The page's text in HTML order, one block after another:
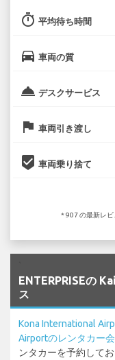
timer 平均待ち時間
directions_car 車両の質
room_service デスクサービス
flag 車両引き渡し
beenhere 車両乗り捨て
* 907 の最新レビ
ENTERPRISEの
ス
Kona International
Airportのレンタカー
ンタカーを予約して